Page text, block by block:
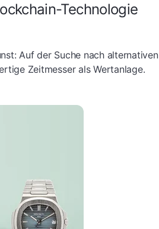
Technologie
Auf der Suche nach alternativen
Zeitmesser als Wertanlage.